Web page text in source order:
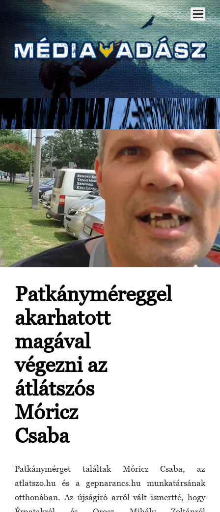
Patkányméreggel
akarhatott
magával
végezni az
átlátszós
Móricz
Csaba
Patkánymérget találtak Móricz Csaba, az
atlatszo.hu és a gepnarancs.hu munkatársának
otthonában. Az újságíró arról vált ismertté, hogy